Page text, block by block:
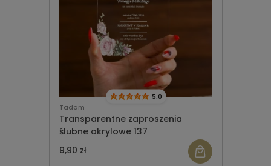
Tadam
Transparentne zaproszenia
ślubne akrylowe 137
5.0
9,90 zł